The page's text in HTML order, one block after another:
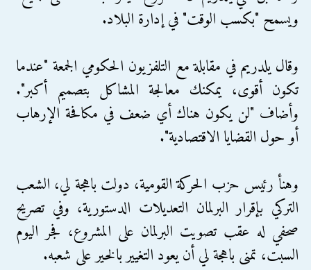
ويسمح "بكسب الوقت" في إدارة البلاد.
وقال يلدريم في مقابلة مع التلفزيون الحكومي الجمعة "عندما
تكون أقوى، يمكنك معالجة المشاكل بتصميم أكبر".
وأضاف "لن يكون هناك أي ضعف في مكافحة الإرهاب
أو حول القضايا الاقتصادية".
وهنأ رئيس حزب الحركة القومية، دولت باهجة لي، الشعب
التركي بإقرار البرلمان التعديلات الدستورية، وفي تصريح
صحفي له عقب تصويت البرلمان على المشروع، فجر اليوم
السبت، تمنى باهجة لي أن يعود التغيير بالخير على شعبه.